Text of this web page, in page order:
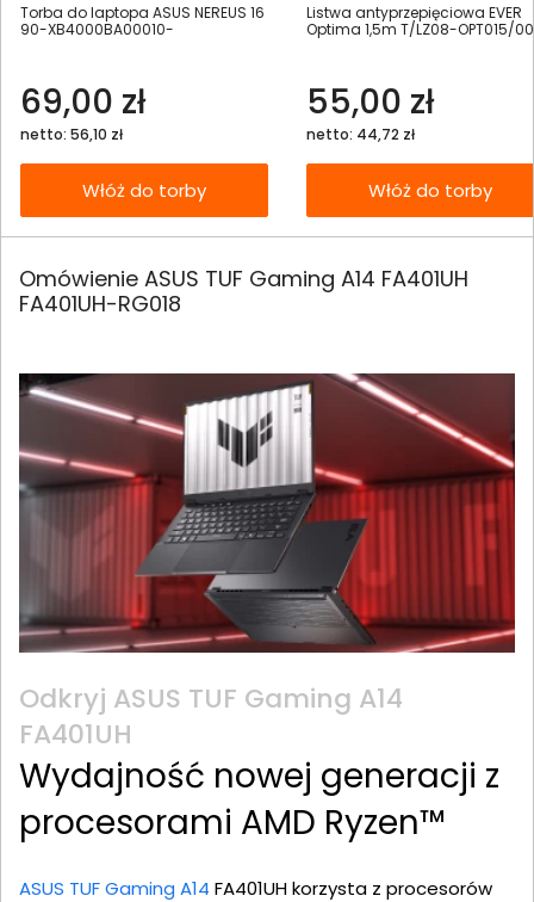
Torba do laptopa ASUS NEREUS 16
90-XB4000BA00010-
69,00 zł
netto: 56,10 zł
Włóż do torby
Listwa antyprzepięciowa EVER
Optima 1,5m T/LZ08-OPT015/
55,00 zł
netto: 44,72 zł
Włóż do torby
Omówienie ASUS TUF Gaming A14 FA401UH
FA401UH-RG018
Odkryj ASUS TUF Gaming A14
FA401UH
Wydajność nowej generacji z
procesorami AMD Ryzen™
ASUS TUF Gaming A14 FA401UH korzysta z procesorów